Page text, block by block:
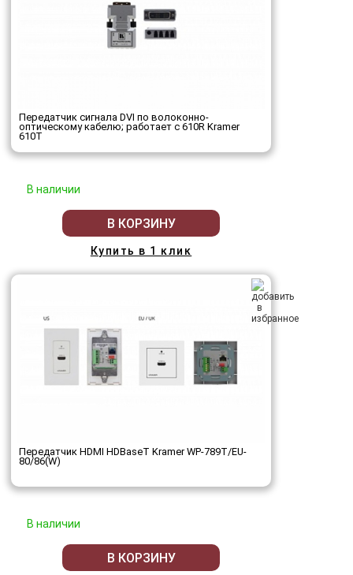
Передатчик сигнала DVI по волоконно-
оптическому кабелю; работает с 610R Kramer
610T
В наличии
В КОРЗИНУ
Купить в 1 клик
Передатчик HDMI HDBaseT Kramer WP-789T/EU-
80/86(W)
В наличии
В КОРЗИНУ